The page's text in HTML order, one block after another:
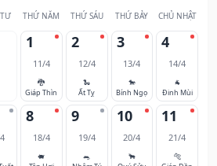
THỨ NĂM THỨ SÁU THỨ BẢY CHỦ NHẬT
1
11/4
🐉
Giáp Thìn
2
12/4
🐍
Ất Tỵ
3
13/4
🐎
Bính Ngọ
4
14/4
🐐
Đinh Mùi
8
18/4
🐖
9
19/4
🐀
10
20/4
🐂
11
21/4
🐅